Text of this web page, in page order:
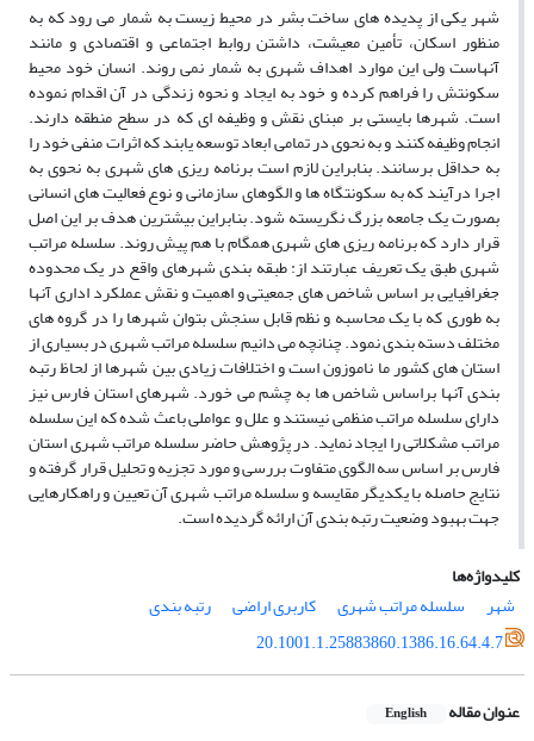
شهر یکى از پدیده ‏هاى ساخت بشر در محیط زیست به شمار مى‏ رود که به
منظور اسکان، تأمین معیشت، داشتن روابط اجتماعى و اقتصادى و مانند
آنهاست ولى این موارد اهداف شهرى به شمار نمى‏ روند. انسان خود محیط
سکونتش را فراهم کرده و خود به ایجاد و نحوه زندگى در آن اقدام نموده
است. شهرها بایستى بر مبناى نقش و وظیفه ‏اى که در سطح منطقه دارند.
انجام وظیفه کنند و به نحوى در تمامى ابعاد توسعه یابند که اثرات منفى خود را
به حداقل برسانند. بنابراین لازم است برنامه ریزى‏ هاى شهرى به نحوى به
اجرا درآیند که به سکونتگاه ها و الگوهاى سازمانى و نوع فعالیت‏ هاى انسانى
بصورت یک جامعه بزرگ نگریسته شود. بنابراین بیشترین هدف بر این اصل
قرار دارد که برنامه ریزى‏ هاى شهرى همگام با هم پیش روند. سلسله مراتب
شهرى طبق یک تعریف عبارتند از: طبقه بندى شهرهاى واقع در یک محدوده
جغرافیایى بر اساس شاخص ‏هاى جمعیتى و اهمیت و نقش عملکرد ادارى آن‏ها
به طورى که با یک محاسبه و نظم قابل سنجش بتوان شهرها را در گروه‏ هاى
مختلف دسته بندى نمود. چنانچه مى‏ دانیم سلسله مراتب شهرى در بسیارى از
استان‏ هاى کشور ما ناموزون است و اختلافات زیادى بین شهرها از لحاظ رتبه
بندى آن‏ها براساس شاخص ‏ها به چشم مى‏ خورد. شهرهاى استان فارس نیز
داراى سلسله مراتب منظمى نیستند و علل و عواملى باعث شده که این سلسله
مراتب مشکلاتى را ایجاد نماید. در پژوهش حاضر سلسله مراتب شهرى استان
فارس بر اساس سه الگوى متفاوت بررسى و مورد تجزیه و تحلیل قرار گرفته و
نتایج حاصله با یکدیگر مقایسه و سلسله مراتب شهرى آن تعیین و راهکارهایى
جهت بهبود وضعیت رتبه بندى آن ارائه گردیده است.
کلیدواژه‌ها
شهر
سلسله مراتب شهرى کاربرى اراضى
رتبه بندى
20.1001.1.25883860.1386.16.64.4.7
عنوان مقاله English